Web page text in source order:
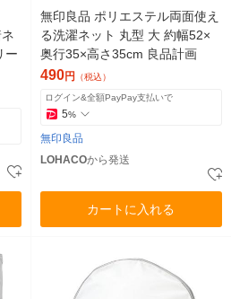
ー
無印良品 ポリエステル両面使え
る洗濯ネット 丸型 大 約幅52×
奥行35×高さ35cm 良品計画
490円 （税込）
ログイン&全額PayPay支払いで
5%
無印良品
LOHACOから発送
カートに入れる